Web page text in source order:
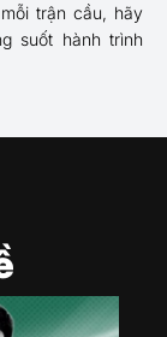
trận cầu, hãy
suốt hành trình